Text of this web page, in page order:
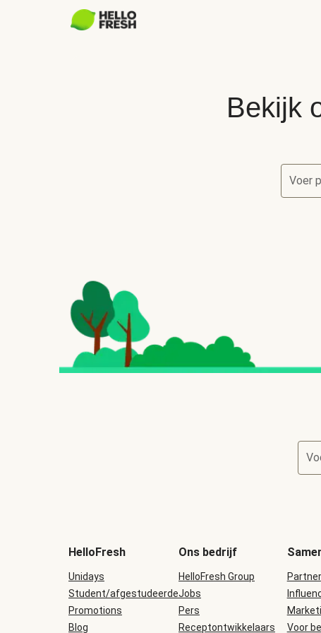
Bekijk
Voer
HelloFresh
Unidays
Student/afgestudeerde
Promotions
Blog
Ons bedrijf
HelloFresh Group
Jobs
Pers
Receptontwikkelaars
Voor